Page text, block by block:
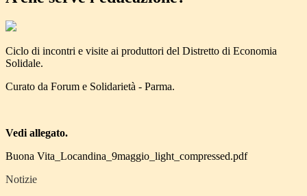
Ciclo di incontri e visite ai produttori del Distretto di Economia
Solidale.
Curato da Forum e Solidarietà - Parma.
Vedi allegato.
Buona Vita_Locandina_9maggio_light_compressed.pdf
Notizie